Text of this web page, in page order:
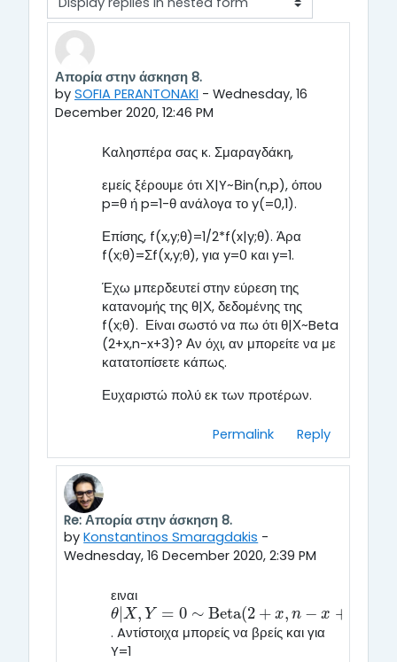
Display mode
Απορία στην άσκηση 8.
by SOFIA PERANTONAKI - Wednesday, 16
December 2020, 12:46 PM
Number of replies: 1
Καλησπέρα σας κ. Σμαραγδάκη,
εμείς ξέρουμε ότι Χ|Y~Βin(n,p), όπου
p=θ ή p=1-θ ανάλογα το y(=0,1).
Επίσης, f(x,y;θ)=1/2*f(x|y;θ). Άρα
f(x;θ)=Σf(x,y;θ), για y=0 και y=1.
Έχω μπερδευτεί στην εύρεση της
κατανομής της θ|Χ, δεδομένης της
f(x;θ). Είναι σωστό να πω ότι θ|Χ~Beta
(2+x,n-x+3)? Αν όχι, αν μπορείτε να με
κατατοπίσετε κάπως.
Ευχαριστώ πολύ εκ των προτέρων.
Permalink Reply
In reply to SOFIA PERANTONAKI
Re: Απορία στην άσκηση 8.
byKonstantinos Smaragdakis -
Wednesday, 16 December 2020, 2:39 PM
ειναι
θ|X, Y = 0 ∼ Beta(2 + x, n − x +
θ| X,Y =0 ∼B et a( 2+x,n−x+ 3)
. Aντίστοιχα μπορείς να βρείς και για
Y=1